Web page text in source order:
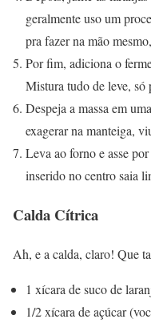
geralmente uso um
pra fazer na mão
Por fim, adiciona o
Mistura tudo de leve, só
Despeja a massa em
exagerar na manteiga,
Leva ao forno e asse
inserido no centro saia
Calda Cítrica
Ah, e a calda, claro! Que
1 xícara de suco de
1/2 xícara de açúcar